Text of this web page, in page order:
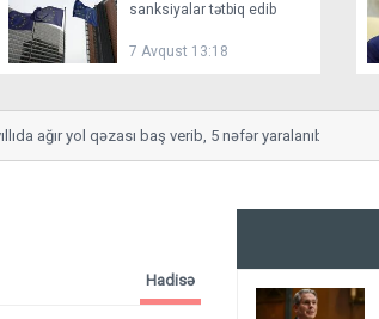
sanksiyalar tətbiq edib
7 Avqust 13:18
ağır yol qəzası baş verib, 5 nəfər yaralanıb
Hadisə